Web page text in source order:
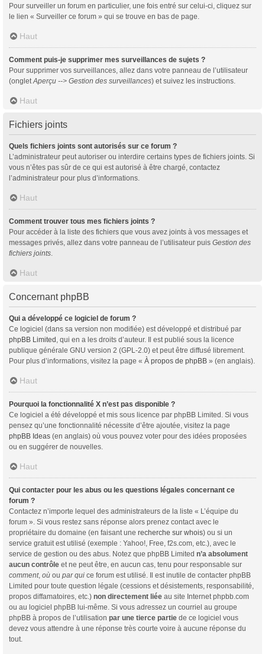
Pour surveiller un forum en particulier, une fois entré sur celui-ci, cliquez sur
le lien « Surveiller ce forum » qui se trouve en bas de page.
Haut
Comment puis-je supprimer mes surveillances de sujets ?
Pour supprimer vos surveillances, allez dans votre panneau de l’utilisateur
(onglet Aperçu --> Gestion des surveillances) et suivez les instructions.
Haut
Fichiers joints
Quels fichiers joints sont autorisés sur ce forum ?
L’administrateur peut autoriser ou interdire certains types de fichiers joints. Si
vous n’êtes pas sûr de ce qui est autorisé à être chargé, contactez
l’administrateur pour plus d’informations.
Haut
Comment trouver tous mes fichiers joints ?
Pour accéder à la liste des fichiers que vous avez joints à vos messages et
messages privés, allez dans votre panneau de l’utilisateur puis Gestion des
fichiers joints
Haut
Concernant phpBB
Qui a développé ce logiciel de forum ?
Ce logiciel (dans sa version non modifiée) est développé et distribué par
phpBB Limited , qui en a les droits d’auteur. Il est publié sous la licence
publique générale GNU version 2 (GPL-2.0) et peut être diffusé librement.
Pour plus d’informations, visitez la page « À propos de phpBB » (en anglais).
Haut
Pourquoi la fonctionnalité X n’est pas disponible ?
Ce logiciel a été développé et mis sous licence par phpBB Limited. Si vous
pensez qu’une fonctionnalité nécessite d’être ajoutée, visitez la page
phpBB Ideas (en anglais) où vous pouvez voter pour des idées proposées
ou en suggérer de nouvelles.
Haut
Qui contacter pour les abus ou les questions légales concernant ce
forum ?
Contactez n’importe lequel des administrateurs de la liste « L’équipe du
forum ». Si vous restez sans réponse alors prenez contact avec le
propriétaire du domaine (en faisant une recherche sur whois) ou si un
service gratuit est utilisé (exemple : Yahoo!, Free, f2s.com, etc.), avec le
service de gestion ou des abus. Notez que phpBB Limited n’a absolument
aucun contrôle et ne peut être, en aucun cas, tenu pour responsable sur
comment, où ou par qui ce forum est utilisé. Il est inutile de contacter phpBB
Limited pour toute question légale (cessions et désistements, responsabilité,
propos diffamatoires, etc.) non directement liée au site Internet phpbb.com
ou au logiciel phpBB lui-même. Si vous adressez un courriel au groupe
phpBB à propos de l’utilisation par une tierce partie de ce logiciel vous
devez vous attendre à une réponse très courte voire à aucune réponse du
tout.